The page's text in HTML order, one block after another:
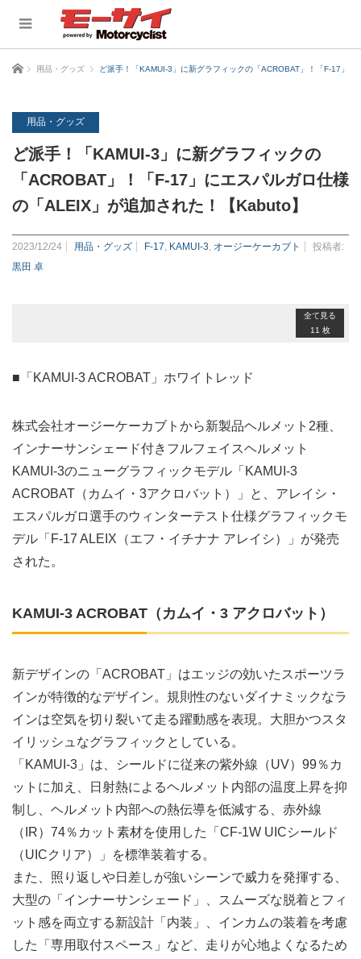
ホーム 用品・グッズ ど派手！「KAMUI-3」に新グラフィックの「ACROBAT」！「F-17」
用品・グッズ
ど派手！「KAMUI-3」に新グラフィックの
「ACROBAT」！「F-17」にエスパルガロ仕様
の「ALEIX」が追加された！【Kabuto】
2023/12/24 用品・グッズ F-17 KAMUI-3 オージーケーカブト
投稿者:
黒田 卓
全て見る
11 枚
■「KAMUI-3 ACROBAT」ホワイトレッド
株式会社オージーケーカブトから新製品ヘルメット2種、
インナーサンシェード付きフルフェイスヘルメット
KAMUI-3のニューグラフィックモデル「KAMUI-3
ACROBAT（カムイ・3アクロバット）」と、アレイシ・
エスパルガロ選手のウィンターテスト仕様グラフィックモ
デル「F-17 ALEIX（エフ・イチナナ アレイシ）」が発売
された。
KAMUI-3 ACROBAT（カムイ・3 アクロバット）
新デザインの「ACROBAT」はエッジの効いたスポーツラ
インが特徴的なデザイン。規則性のないダイナミックなラ
インは空気を切り裂いて走る躍動感を表現。大胆かつスタ
イリッシュなグラフィックとしている。
「KAMUI-3」は、シールドに従来の紫外線（UV）99％カ
ットに加え、日射熱によるヘルメット内部の温度上昇を抑
制し、ヘルメット内部への熱伝導を低減する、赤外線
（IR）74％カット素材を使用した「CF-1W UICシールド
（UICクリア）」を標準装着する。
また、照り返しや日差しが強いシーンで威力を発揮する、
大型の「インナーサンシェード」、スムーズな脱着とフィ
ット感を両立する新設計「内装」、インカムの装着を考慮
した「専用取付スペース」など、走りが心地よくなるため